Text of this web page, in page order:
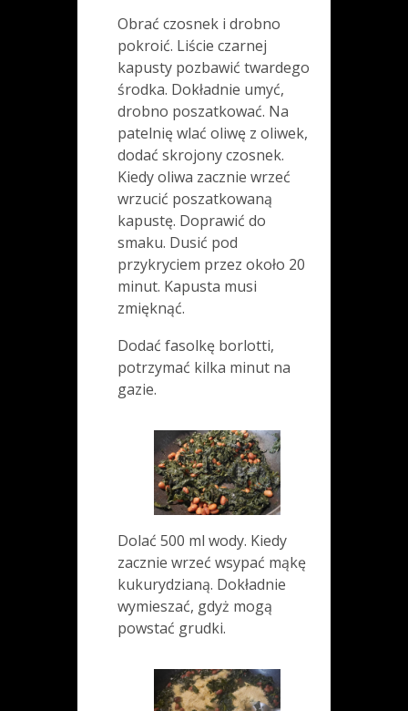
Obrać czosnek i drobno
pokroić. Liście czarnej
kapusty pozbawić twardego
środka. Dokładnie umyć,
drobno poszatkować. Na
patelnię wlać oliwę z oliwek,
dodać skrojony czosnek.
Kiedy oliwa zacznie wrzeć
wrzucić poszatkowaną
kapustę. Doprawić do
smaku. Dusić pod
przykryciem przez około 20
minut. Kapusta musi
zmięknąć.
Dodać fasolkę borlotti,
potrzymać kilka minut na
gazie.
Dolać 500 ml wody. Kiedy
zacznie wrzeć wsypać mąkę
kukurydzianą. Dokładnie
wymieszać, gdyż mogą
powstać grudki.